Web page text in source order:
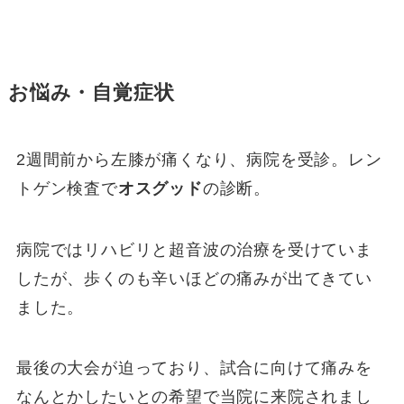
お悩み・自覚症状
2週間前から左膝が痛くなり、病院を受診。レン
トゲン検査でオスグッドの診断。
病院ではリハビリと超音波の治療を受けていま
したが、歩くのも辛いほどの痛みが出てきてい
ました。
最後の大会が迫っており、試合に向けて痛みを
なんとかしたいとの希望で当院に来院されまし